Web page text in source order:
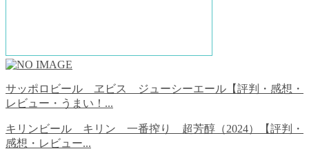
サッポロビール ヱビス ジューシーエール【評判・感想・
レビュー・うまい！...
キリンビール キリン 一番搾り 超芳醇（2024）【評判・
感想・レビュー...